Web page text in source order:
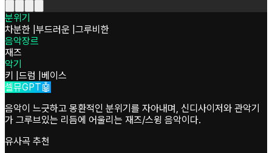
분위기
차분한 부드러운 그루비한
음악장르
재즈
악기
키 드럼
베이스
셀뮤GPT🤖
음악이 느긋하고 몽환적인 분위기를 자아내며, 신디사이저와 관악기
가 그루브있는 리듬에 어울리는 재즈/스윙 음악이다.
유사곡 추천